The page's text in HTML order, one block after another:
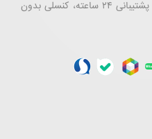
اقامتی در مشهد با تخفیف های ویژه . پشتیبانی ۲۴ ساعته، کنسلی بدون